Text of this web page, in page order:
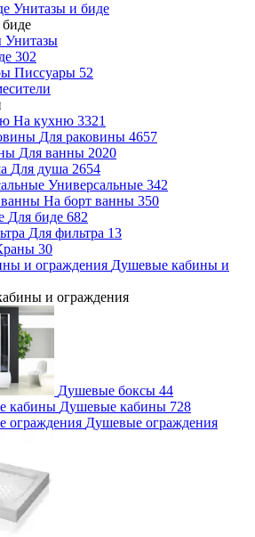
Унитазы и биде
Унитазы
302
Писсуары 52
На кухню 3321
Для раковины 4657
Для ванны 2020
Для душа 2654
Универсальные 342
На борт ванны 350
Для биде 682
Для фильтра 13
30
Душевые кабины и
и ограждения
Душевые боксы 44
Душевые кабины 728
Душевые ограждения